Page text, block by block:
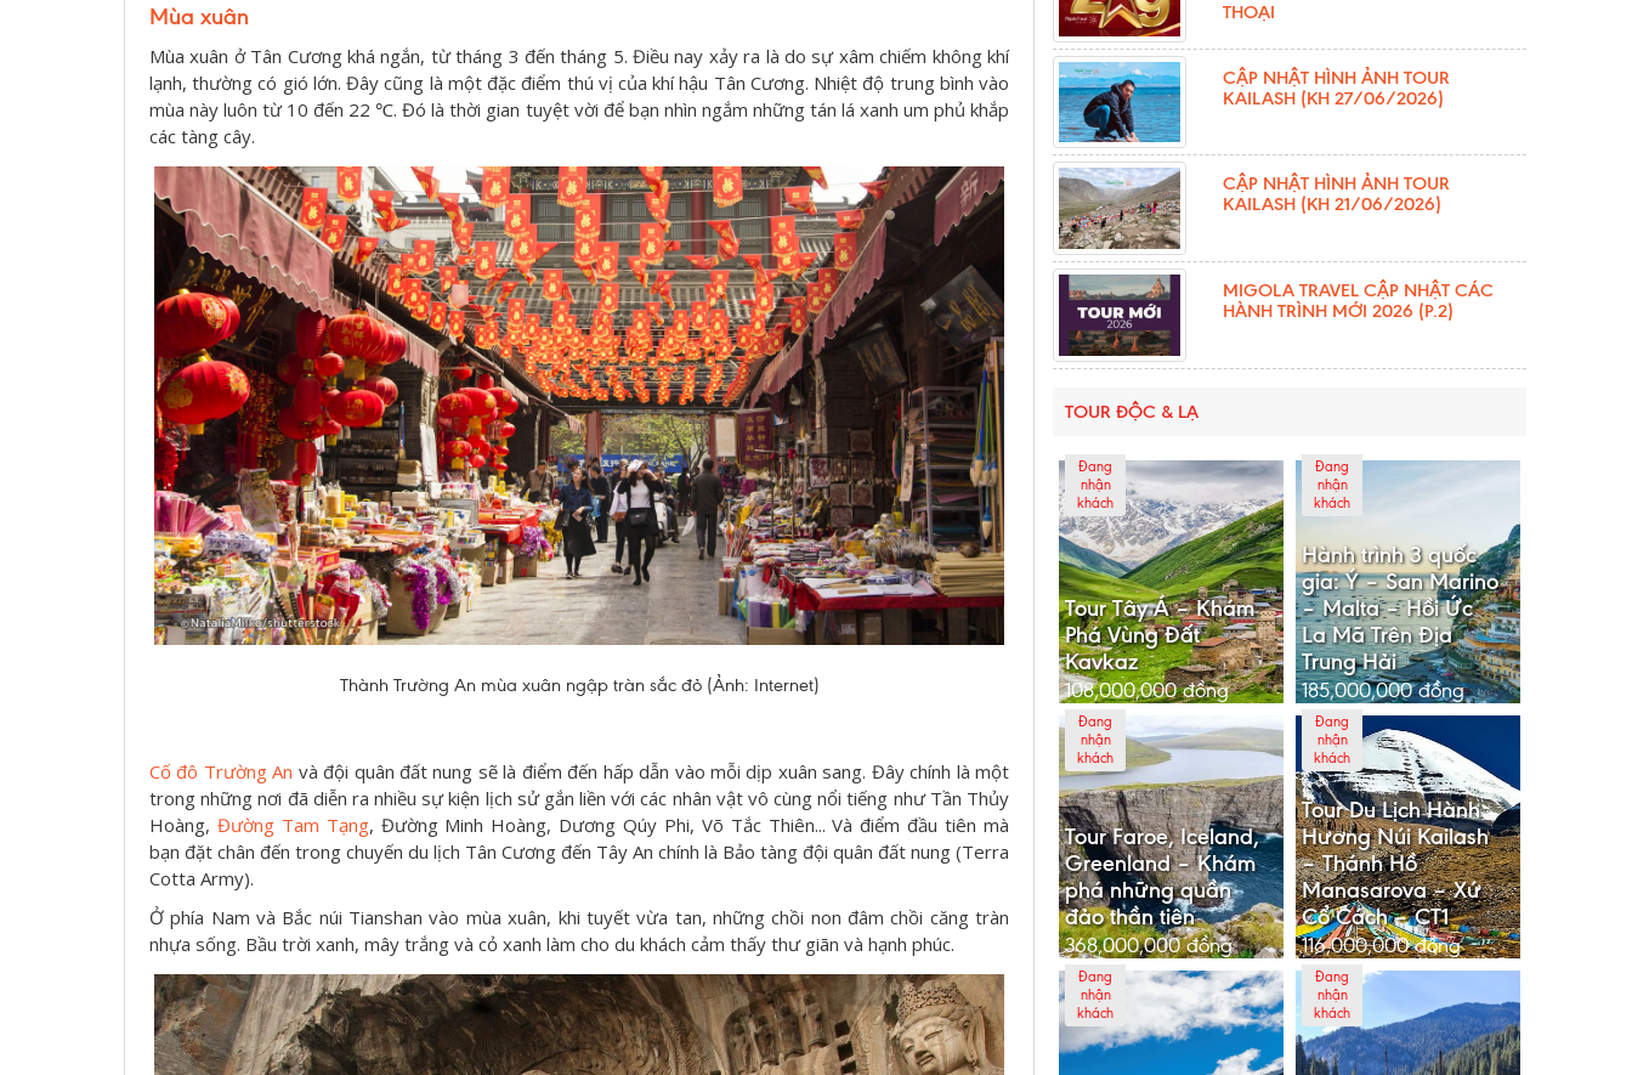
Mùa xuân
Mùa xuân ở Tân Cương khá ngắn, từ tháng 3 đến tháng 5. Điều nay xảy ra là do sự xâm chiếm không khí
lạnh, thường có gió lớn. Đây cũng là một đặc điểm thú vị của khí hậu Tân Cương. Nhiệt độ trung bình vào
mùa này luôn từ 10 đến 22 ℃. Đó là thời gian tuyệt vời để bạn nhìn ngắm những tán lá xanh um phủ khắp
các tàng cây.
Thành Trường An mùa xuân ngập tràn sắc đỏ (Ảnh: Internet)
Cố đô Trường An và đội quân đất nung sẽ là điểm đến hấp dẫn vào mỗi dịp xuân sang. Đây chính là một
trong những nơi đã diễn ra nhiều sự kiện lịch sử gắn liền với các nhân vật vô cùng nổi tiếng như Tần Thủy
Hoàng, Đường Tam Tạng, Đường Minh Hoàng, Dương Qúy Phi, Võ Tắc Thiên... Và điểm đầu tiên mà
bạn đặt chân đến trong chuyến du lịch Tân Cương đến Tây An chính là Bảo tàng đội quân đất nung (Terra
Cotta Army).
Ở phía Nam và Bắc núi Tianshan vào mùa xuân, khi tuyết vừa tan, những chồi non đâm chồi căng tràn
nhựa sống. Bầu trời xanh, mây trắng và cỏ xanh làm cho du khách cảm thấy thư giãn và hạnh phúc.
THOẠI
CẬP NHẬT HÌNH ẢNH TOUR
KAILASH (KH 27/06/2026)
CẬP NHẬT HÌNH ẢNH TOUR
KAILASH (KH 21/06/2026)
MIGOLA TRAVEL CẬP NHẬT CÁC
HÀNH TRÌNH MỚI 2026 (P.2)
TOUR ĐỘC & LẠ
Đang
nhận
khách
Tour Tây Á – Khám
Phá Vùng Đất
Kavkaz
108,000,000đồng
Đang
nhận
khách
Hành trình 3 quốc
gia: Ý – San Marino
– Malta – Hồi Ức
La Mã Trên Địa
Trung Hải
185,000,000đồng
Đang
nhận
khách
Tour Faroe, Iceland,
Greenland – Khám
phá những quần
đảo thần tiên
368,000,000đồng
Đang
nhận
khách
Tour Du Lịch Hành
Hương Núi Kailash
– Thánh Hồ
Manasarova – Xứ
Cổ Cách – CT1
116,000,000đồng
Đang
nhận
khách
Đang
nhận
khách